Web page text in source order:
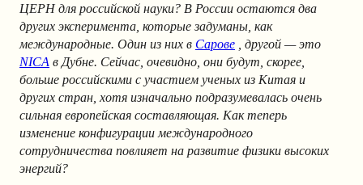
ЦЕРН для российской науки? В России остаются два
других эксперимента, которые задуманы, как
международные. Один из них в Сарове , другой — это
NICA в Дубне. Сейчас, очевидно, они будут, скорее,
больше российскими с участием ученых из Китая и
других стран, хотя изначально подразумевалась очень
сильная европейская составляющая. Как теперь
изменение конфигурации международного
сотрудничества повлияет на развитие физики высоких
энергий?